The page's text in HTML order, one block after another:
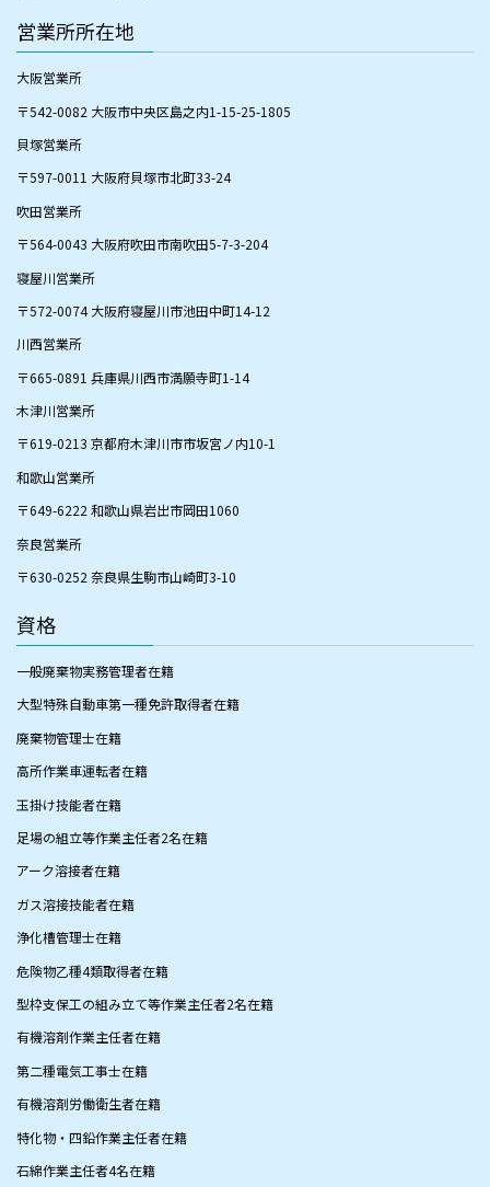
営業所所在地
大阪営業所
〒542-0082 大阪市中央区島之内1-15-25-1805
貝塚営業所
〒597-0011 大阪府貝塚市北町33-24
​吹田営業所
〒564-0043 大阪府吹田市南吹田5-7-3-204
​寝屋川営業所
〒572-0074 大阪府寝屋川市池田中町14-12
​川西営業所
​〒665-0891 兵庫県川西市満願寺町1-14
木津川営業所
〒619-0213 京都府木津川市市坂宮ノ内10-1
和歌山営業所
〒649-6222 和歌山県岩出市岡田1060
奈良営業所
〒630-0252 奈良県生駒市山崎町3-10
資格
一般廃棄物実務管理者在籍
大型特殊自動車第一種免許取得者在籍
廃棄物管理士在籍
高所作業車運転者在籍
玉掛け技能者在籍
足場の組立等作業主任者2名在籍
アーク溶接者在籍
ガス溶接技能者在籍
浄化槽管理士在籍
危険物乙種4類取得者在籍
型枠支保工の組み立て等作業主任者2名在籍
有機溶剤作業主任者在籍
第二種電気工事士在籍
有機溶剤労働衛生者在籍
特化物・四鉛作業主任者在籍
​石綿作業主任者4名在籍